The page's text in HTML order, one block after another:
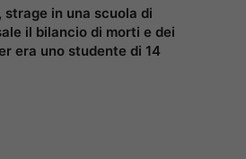
strage in una scuola di
il bilancio di morti e dei
era uno studente di 14